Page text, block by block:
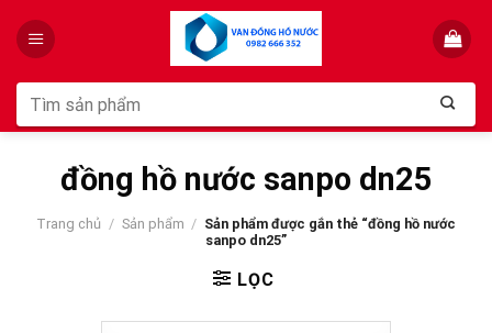
Tìm
kiếm:
đồng hồ nước sanpo dn25
Trang chủ / Sản phẩm / Sản phẩm được gắn thẻ “đồng hồ nước
sanpo dn25”
LỌC